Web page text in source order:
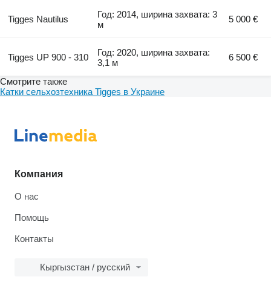
Tigges Nautilus
Год: 2014, ширина захвата: 3
м
5 000 €
Tigges UP 900 - 310
Год: 2020, ширина захвата:
3,1 м
6 500 €
Смотрите также
Катки сельхозтехника Tigges в Украине
Компания
О нас
Помощь
Контакты
Кыргызстан / русский